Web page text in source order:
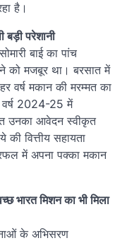
है।
बड़ी परेशानी
बाई का पांच
को मजबूर था। बरसात में
वर्ष मकान की मरम्मत का
वर्ष 2024-25 में
उनका आवेदन स्वीकृत
वित्तीय सहायता
में अपना पक्का मकान
भारत मिशन का भी मिला
के अभिसरण